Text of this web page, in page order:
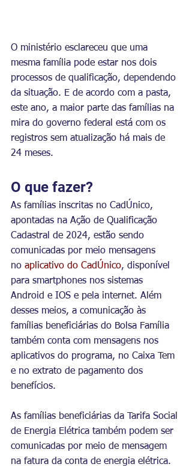
O ministério esclareceu que uma
mesma família pode estar nos dois
processos de qualificação, dependendo
da situação. E de acordo com a pasta,
este ano, a maior parte das famílias na
mira do governo federal está com os
registros sem atualização há mais de
24 meses.
O que fazer?
As famílias inscritas no CadÚnico,
apontadas na Ação de Qualificação
Cadastral de 2024, estão sendo
comunicadas por meio mensagens
no aplicativo do CadÚnico, disponível
para smartphones nos sistemas
Android e IOS e pela internet. Além
desses meios, a comunicação às
famílias beneficiárias do Bolsa Família
também conta com mensagens nos
aplicativos do programa, no Caixa Tem
e no extrato de pagamento dos
benefícios.
As famílias beneficiárias da Tarifa Social
de Energia Elétrica também podem ser
comunicadas por meio de mensagem
na fatura da conta de energia elétrica.